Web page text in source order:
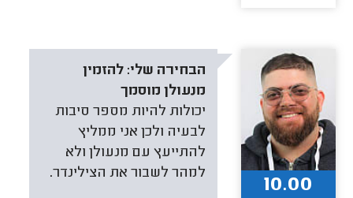
הבחירה שלי: להזמין
מנעולן מוסמך
יכולות להיות מספר סיבות
לבעיה ולכן אני ממליץ
להתייעץ עם מנעולן ולא
למהר לשבור את הצילינדר.
10.00